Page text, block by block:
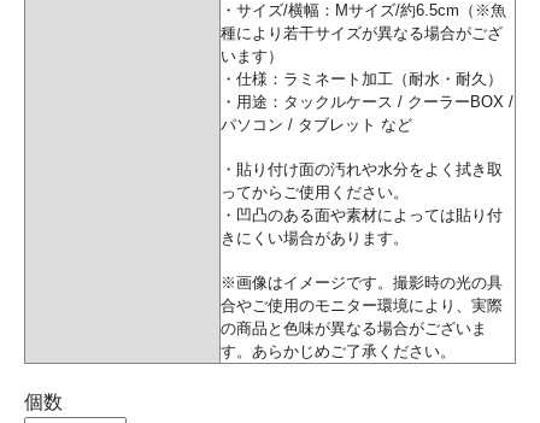
・サイズ/横幅：Mサイズ/約6.5cm（※魚
種により若干サイズが異なる場合がござ
います）
・仕様：ラミネート加工（耐水・耐久）
・用途：タックルケース / クーラーBOX /
パソコン / タブレット など
・貼り付け面の汚れや水分をよく拭き取
ってからご使用ください。
・凹凸のある面や素材によっては貼り付
きにくい場合があります。
※画像はイメージです。撮影時の光の具
合やご使用のモニター環境により、実際
の商品と色味が異なる場合がございま
す。あらかじめご了承ください。
個数